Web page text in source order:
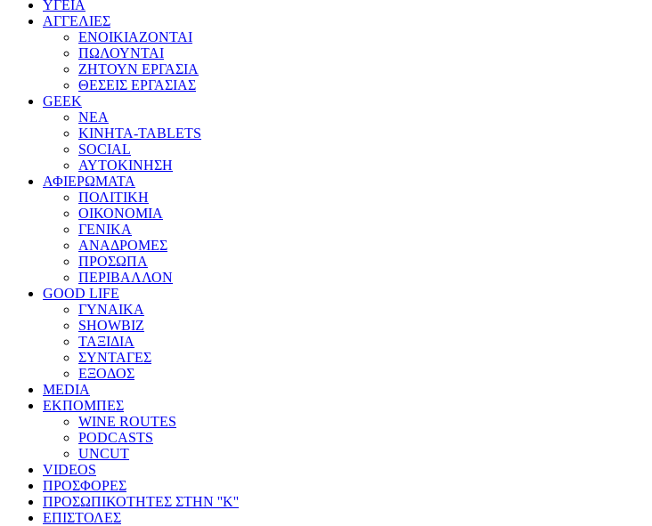
ΥΓΕΙΑ
ΑΓΓΕΛΙΕΣ
ΕΝΟΙΚΙΑΖΟΝΤΑΙ
ΠΩΛΟΥΝΤΑΙ
ΖΗΤΟΥΝ ΕΡΓΑΣΙΑ
ΘΕΣΕΙΣ ΕΡΓΑΣΙΑΣ
GEEK
ΝΕΑ
ΚΙΝΗΤΑ-TABLETS
SOCIAL
ΑΥΤΟΚΙΝΗΣΗ
ΑΦΙΕΡΩΜΑΤΑ
ΠΟΛΙΤΙΚΗ
ΟΙΚΟΝΟΜΙΑ
ΓΕΝΙΚΑ
ΑΝΑΔΡΟΜΕΣ
ΠΡΟΣΩΠΑ
ΠΕΡΙΒΑΛΛΟΝ
GOOD LIFE
ΓΥΝΑΙΚΑ
SHOWBIZ
ΤΑΞΙΔΙΑ
ΣΥΝΤΑΓΕΣ
ΕΞΟΔΟΣ
MEDIA
ΕΚΠΟΜΠΕΣ
WINE ROUTES
PODCASTS
UNCUT
VIDEOS
ΠΡΟΣΦΟΡΕΣ
ΠΡΟΣΩΠΙΚΟΤΗΤΕΣ ΣΤΗΝ ''Κ''
ΕΠΙΣΤΟΛΕΣ